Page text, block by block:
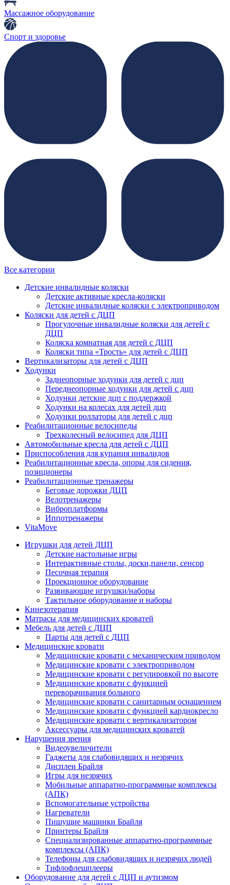
Массажное оборудование
Спорт и здоровье
Все категории
Детские инвалидные коляски
Детские активные кресла-коляски
Детские инвалидные коляски с электроприводом
Коляски для детей с ДЦП
Прогулочные инвалидные коляски для детей с
ДЦП
Коляска комнатная для детей с ДЦП
Коляски типа «Трость» для детей с ДЦП
Вертикализаторы для детей с ДЦП
Ходунки
Заднеопорные ходунки для детей с дцп
Переднеопорные ходунки для детей с дцп
Ходунки детские дцп с поддержкой
Ходунки на колесах для детей дцп
Ходунки роллаторы для детей с дцп
Реабилитационные велосипеды
Трехколесный велосипед для ДЦП
Автомобильные кресла для детей с ДЦП
Приспособления для купания инвалидов
Реабилитационные кресла, опоры для сидения,
позиционеры
Реабилитационные тренажеры
Беговые дорожки ДЦП
Велотренажеры
Виброплатформы
Иппотренажеры
VitaMove
Игрушки для детей ДЦП
Детские настольные игры
Интерактивные столы, доски,панели, сенсор
Песочная терапия
Проекционное оборудование
Развивающие игрушки/наборы
Тактильное оборудование и наборы
Кинезотерапия
Матрасы для медицинских кроватей
Мебель для детей с ДЦП
Парты для детей с ДЦП
Медицинские кровати
Медицинские кровати с механическим приводом
Медицинские кровати с электроприводом
Медицинские кровати с регулировкой по высоте
Медицинские кровати с функцией
переворачивания больного
Медицинские кровати с санитарным оснащением
Медицинские кровати с функцией кардиокресло
Медицинские кровати с вертикализатором
Аксессуары для медицинских кроватей
Нарушения зрения
Видеоувеличители
Гаджеты для слабовидящих и незрячих
Дисплеи Брайля
Игры для незрячих
Мобильные аппаратно-программные комплексы
(АПК)
Вспомогательные устройства
Нагреватели
Пишущие машинки Брайля
Принтеры Брайля
Специализированные аппаратно-программные
комплексы (АПК)
Телефоны для слабовидящих и незрячих людей
Тифлофлешплееры
Оборудование для детей с ДЦП и аутизмом